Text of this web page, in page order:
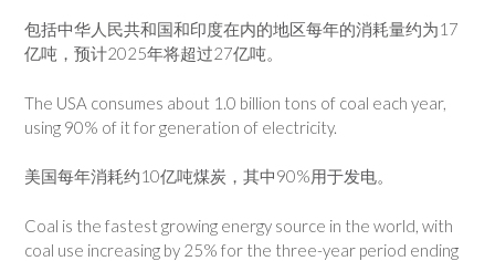
包括中华人民共和国和印度在内的地区每年的消耗量约为17
亿吨，预计2025年将超过27亿吨。
The USA consumes about 1.0 billion tons of coal each year,
using 90% of it for generation of electricity.
美国每年消耗约10亿吨煤炭，其中90%用于发电。
Coal is the fastest growing energy source in the world, with
coal use increasing by 25% for the three-year period ending